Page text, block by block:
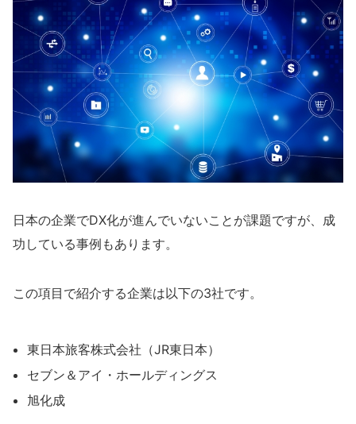
日本の企業でDX化が進んでいないことが課題ですが、成
功している事例もあります。
この項目で紹介する企業は以下の3社です。
東日本旅客株式会社（JR東日本）
セブン＆アイ・ホールディングス
旭化成